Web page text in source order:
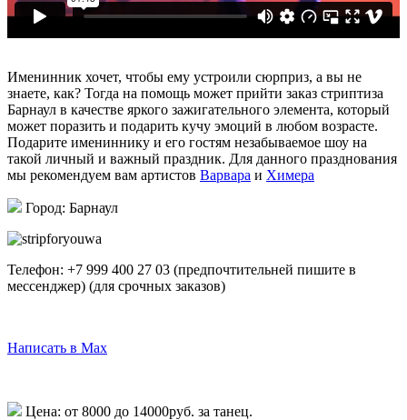
Именинник хочет, чтобы ему устроили сюрприз, а вы не
знаете, как? Тогда на помощь может прийти заказ стриптиза
Барнаул в качестве яркого зажигательного элемента, который
может поразить и подарить кучу эмоций в любом возрасте.
Подарите имениннику и его гостям незабываемое шоу на
такой личный и важный праздник. Для данного празднования
мы рекомендуем вам артистов Варвара и Химера
Город: Барнаул
Телефон: +7 999 400 27 03 (предпочтительней пишите в
мессенджер) (для срочных заказов)
Написать в Max
Цена: от 8000 до 14000руб. за танец.